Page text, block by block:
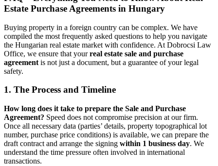
Estate Purchase Agreements in Hungary
Buying property in a foreign country can be complex. We have
compiled the most frequently asked questions to help you navigate
the Hungarian real estate market with confidence. At Dobrocsi Law
Office, we ensure that yourreal estate sale and purchase
agreement is not just a document, but a guarantee of your legal
safety.
1. The Process and Timeline
How long does it take to prepare the Sale and Purchase
Agreement? Speed does not compromise precision at our firm.
Once all necessary data (parties’ details, property topographical lot
number, purchase price conditions) is available, we can prepare the
draft contract and arrange the signing within 1 business day. We
understand the time pressure often involved in international
transactions.